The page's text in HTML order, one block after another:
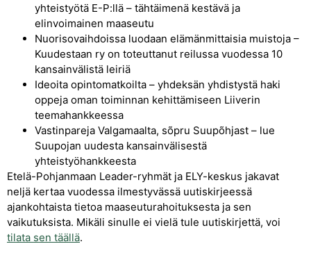
yhteistyötä E-P:llä – tähtäimenä kestävä ja
elinvoimainen maaseutu
Nuorisovaihdoissa luodaan elämänmittaisia muistoja –
Kuudestaan ry on toteuttanut reilussa vuodessa 10
kansainvälistä leiriä
Ideoita opintomatkoilta – yhdeksän yhdistystä haki
oppeja oman toiminnan kehittämiseen Liiverin
teemahankkeessa
Vastinpareja Valgamaalta, sõpru Suupõhjast – lue
Suupojan uudesta kansainvälisestä
yhteistyöhankkeesta
Etelä-Pohjanmaan Leader-ryhmät ja ELY-keskus jakavat
neljä kertaa vuodessa ilmestyvässä uutiskirjeessä
ajankohtaista tietoa maaseuturahoituksesta ja sen
vaikutuksista. Mikäli sinulle ei vielä tule uutiskirjettä, voi
tilata sen täällä.